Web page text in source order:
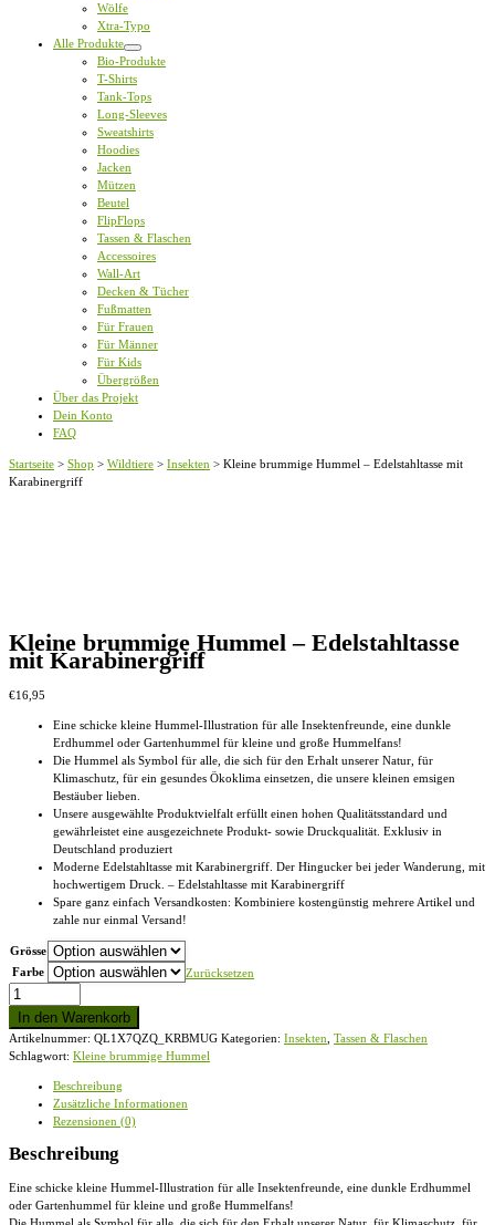
Wölfe
Xtra-Typo
Alle Produkte
Bio-Produkte
T-Shirts
Tank-Tops
Long-Sleeves
Sweatshirts
Hoodies
Jacken
Mützen
Beutel
FlipFlops
Tassen & Flaschen
Accessoires
Wall-Art
Decken & Tücher
Fußmatten
Für Frauen
Für Männer
Für Kids
Übergrößen
Über das Projekt
Dein Konto
FAQ
Startseite > Shop > Wildtiere > Insekten > Kleine brummige Hummel – Edelstahltasse mit
Karabinergriff
Kleine brummige Hummel – Edelstahltasse
mit Karabinergriff
€16,95
Eine schicke kleine Hummel-Illustration für alle Insektenfreunde, eine dunkle
Erdhummel oder Gartenhummel für kleine und große Hummelfans!
Die Hummel als Symbol für alle, die sich für den Erhalt unserer Natur, für
Klimaschutz, für ein gesundes Ökoklima einsetzen, die unsere kleinen emsigen
Bestäuber lieben.
Unsere ausgewählte Produktvielfalt erfüllt einen hohen Qualitätsstandard und
gewährleistet eine ausgezeichnete Produkt- sowie Druckqualität. Exklusiv in
Deutschland produziert
Moderne Edelstahltasse mit Karabinergriff. Der Hingucker bei jeder Wanderung, mit
hochwertigem Druck. – Edelstahltasse mit Karabinergriff
Spare ganz einfach Versandkosten: Kombiniere kostengünstig mehrere Artikel und
zahle nur einmal Versand!
Grösse
Farbe
Zurücksetzen
Kleine
brummige
Hummel
-
Edelstahltasse
Karabinergriff
In den Warenkorb
Artikelnummer: QL1X7QZQ_KRBMUG Kategorien: Insekten Tassen & Flaschen
Schlagwort: Kleine brummige Hummel
Beschreibung
Zusätzliche Informationen
Rezensionen (0)
Beschreibung
Eine schicke kleine Hummel-Illustration für alle Insektenfreunde, eine dunkle Erdhummel
oder Gartenhummel für kleine und große Hummelfans!